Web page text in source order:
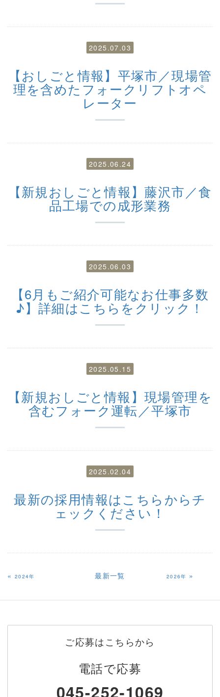
2025.07.03
【おしごと情報】平塚市／現場管
理を含めたフォークリフトオペ
レーター
2025.06.24
【新規おしごと情報】藤沢市／食
品工場での成形業務
2025.06.03
【6月もご紹介可能なお仕事多数
♪】詳細はこちらをクリック！
2025.05.15
【新規おしごと情報】現場管理を
含むフォーク運転／平塚市
2025.02.04
最新の採用情報はこちらからチ
ェックください！
« 2024年 最新一覧 2026年 »
ご応募はこちらから
電話で応募
045-252-1069